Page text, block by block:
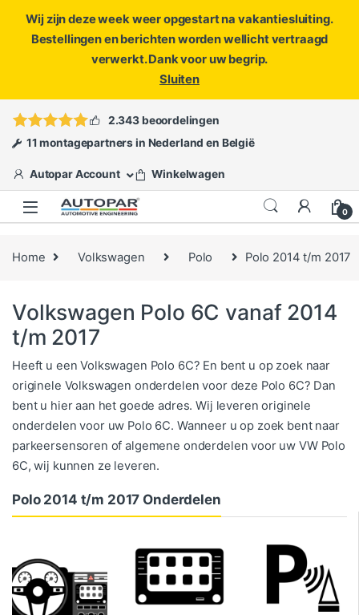
Wij zijn deze week weer opgestart na vakantiesluiting.
Bestellingen en berichten worden wellicht vertraagd
verwerkt. Dank voor uw begrip.
Sluiten
ofopen een ticket
2.343 beoordelingen
11 montagepartners in Nederland en België
Autopar Account Winkelwagen
0
Home Volkswagen Polo Polo 2014 t/m 2017
Volkswagen Polo 6C vanaf 2014
t/m 2017
Heeft u een Volkswagen Polo 6C? En bent u op zoek naar
originele Volkswagen onderdelen voor deze Polo 6C? Dan
bent u hier aan het goede adres. Wij leveren originele
onderdelen voor uw Polo 6C. Wanneer u op zoek bent naar
parkeersensoren of algemene onderdelen voor uw VW Polo
6C, wij kunnen ze leveren.
Polo 2014 t/m 2017 Onderdelen